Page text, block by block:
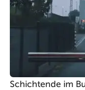
Schichtende im